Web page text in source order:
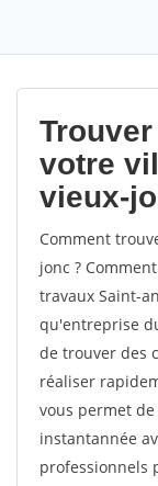
votre
vieux-
Comment
jonc ?
travaux Saint-
qu'entreprise
de trouver des
réaliser
vous permet
instantannée
professionnels